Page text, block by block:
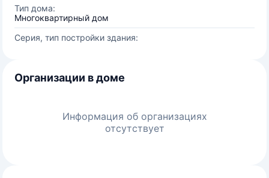
Тип дома:
Многоквартирный дом
Серия, тип постройки здания:
Организации в доме
Информация об организациях
отсутствует